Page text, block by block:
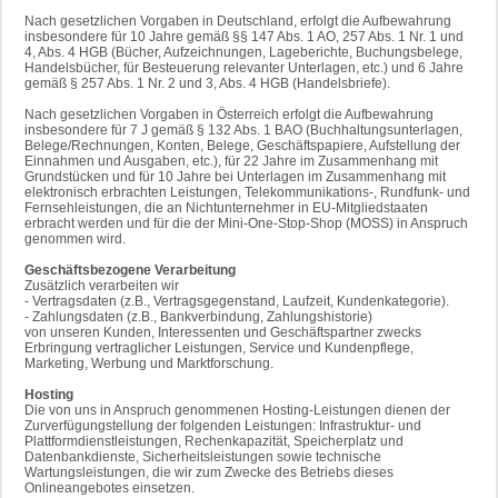
Nach gesetzlichen Vorgaben in Deutschland, erfolgt die Aufbewahrung
insbesondere für 10 Jahre gemäß §§ 147 Abs. 1 AO, 257 Abs. 1 Nr. 1 und
4, Abs. 4 HGB (Bücher, Aufzeichnungen, Lageberichte, Buchungsbelege,
Handelsbücher, für Besteuerung relevanter Unterlagen, etc.) und 6 Jahre
gemäß § 257 Abs. 1 Nr. 2 und 3, Abs. 4 HGB (Handelsbriefe).
Nach gesetzlichen Vorgaben in Österreich erfolgt die Aufbewahrung
insbesondere für 7 J gemäß § 132 Abs. 1 BAO (Buchhaltungsunterlagen,
Belege/Rechnungen, Konten, Belege, Geschäftspapiere, Aufstellung der
Einnahmen und Ausgaben, etc.), für 22 Jahre im Zusammenhang mit
Grundstücken und für 10 Jahre bei Unterlagen im Zusammenhang mit
elektronisch erbrachten Leistungen, Telekommunikations-, Rundfunk- und
Fernsehleistungen, die an Nichtunternehmer in EU-Mitgliedstaaten
erbracht werden und für die der Mini-One-Stop-Shop (MOSS) in Anspruch
genommen wird.
Geschäftsbezogene Verarbeitung
Zusätzlich verarbeiten wir
- Vertragsdaten (z.B., Vertragsgegenstand, Laufzeit, Kundenkategorie).
- Zahlungsdaten (z.B., Bankverbindung, Zahlungshistorie)
von unseren Kunden, Interessenten und Geschäftspartner zwecks
Erbringung vertraglicher Leistungen, Service und Kundenpflege,
Marketing, Werbung und Marktforschung.
Hosting
Die von uns in Anspruch genommenen Hosting-Leistungen dienen der
Zurverfügungstellung der folgenden Leistungen: Infrastruktur- und
Plattformdienstleistungen, Rechenkapazität, Speicherplatz und
Datenbankdienste, Sicherheitsleistungen sowie technische
Wartungsleistungen, die wir zum Zwecke des Betriebs dieses
Onlineangebotes einsetzen.